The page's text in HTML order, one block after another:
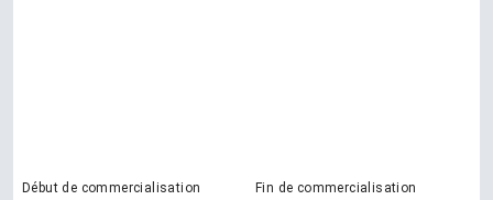
Début de commercialisation Fin de commercialisation